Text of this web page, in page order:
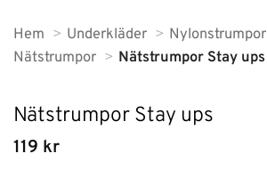
Hem Underkläder
Nylonstrumpor
Nätstrumpor
Nätstrumpor Stay ups
Nätstrumpor Stay ups
119 kr